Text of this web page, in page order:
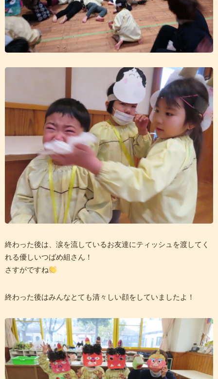
終わった後は、涙を流しているお友達にティッシュを渡してく
れる優しいつばめ組さん！
さすがですね
終わった後はみんなとても清々しい顔をしていましたよ！